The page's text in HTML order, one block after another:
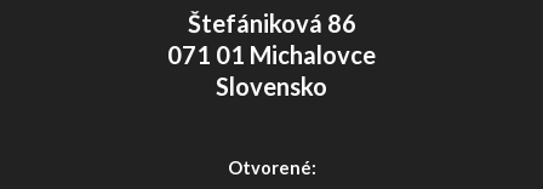
Štefániková 86
071 01 Michalovce
Slovensko
Otvorené: